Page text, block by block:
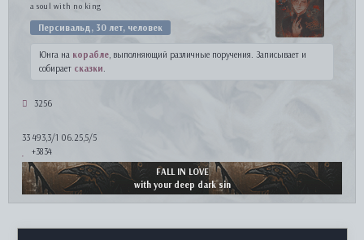
a soul with no king
Персивальд, 30 лет, человек
Юнга на корабле, выполняющий различные поручения. Записывает и
собирает сказки.
3256
33 493,3/1 06.25,5/5
+3834
FALL IN LOVE
with your deep dark sin